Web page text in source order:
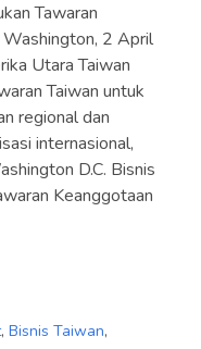
Tawaran
Washington, 2 April
Utara Taiwan
Taiwan untuk
regional dan
internasional,
D.C. Bisnis
Keanggotaan
, Bisnis Taiwan,